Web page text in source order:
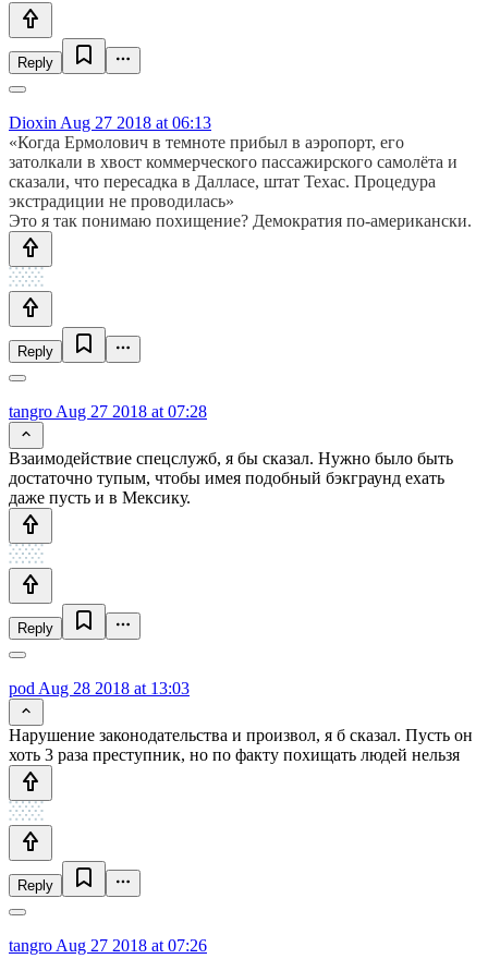
Reply
Dioxin Aug 27 2018 at 06:13
«Когда Ермолович в темноте прибыл в аэропорт, его
затолкали в хвост коммерческого пассажирского самолёта и
сказали, что пересадка в Далласе, штат Техас. Процедура
экстрадиции не проводилась»
Это я так понимаю похищение? Демократия по-американски.
Reply
tangro Aug 27 2018 at 07:28
Взаимодействие спецслужб, я бы сказал. Нужно было быть
достаточно тупым, чтобы имея подобный бэкграунд ехать
даже пусть и в Мексику.
Reply
pod Aug 28 2018 at 13:03
Нарушение законодательства и произвол, я б сказал. Пусть он
хоть 3 раза преступник, но по факту похищать людей нельзя
Reply
tangro Aug 27 2018 at 07:26